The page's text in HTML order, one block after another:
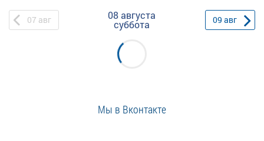
07 авг 08 августа
суббота 09 авг
Мы в Вконтакте